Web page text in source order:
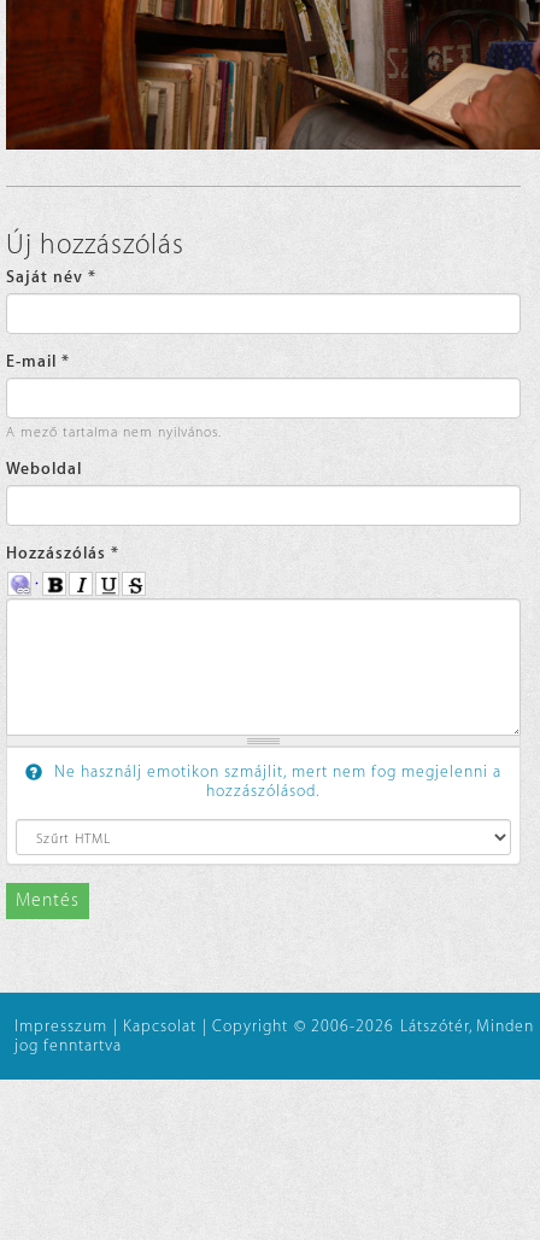
Új hozzászólás
Saját név *
E-mail *
A mező tartalma nem nyilvános.
Weboldal
Hozzászólás *
Ne használj emotikon szmájlit, mert nem fog megjelenni a
hozzászólásod.
Mentés
Impresszum | Kapcsolat | Copyright © 2006-2026 Látszótér, Minden
jog fenntartva